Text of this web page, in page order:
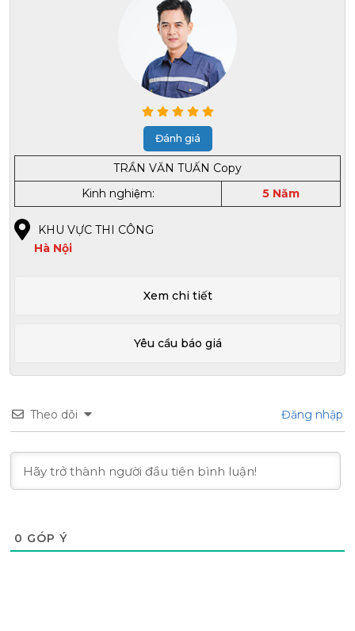
Đánh giá
TRẦN VĂN TUẤN Copy
Kinh nghiệm:
5 Năm
KHU VỰC THI CÔNG
Hà Nội
Xem chi tiết
Yêu cầu báo giá
Theo dõi Đăng nhập
0 GÓP Ý